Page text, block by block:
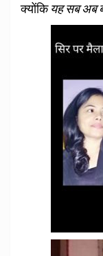
क्योंकियह सब अब